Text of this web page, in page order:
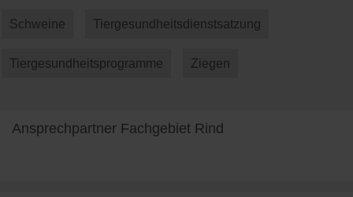
Schweine Tiergesundheitsdienstsatzung
Tiergesundheitsprogramme Ziegen
Ansprechpartner Fachgebiet Rind